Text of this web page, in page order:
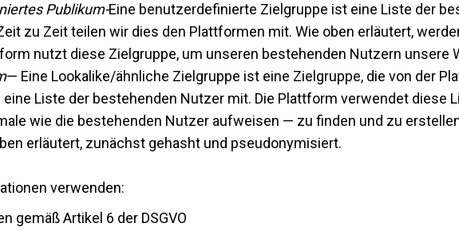
Publikum-Eine benutzerdefinierte Zielgruppe ist eine Liste der
zu Zeit teilen wir dies den Plattformen mit. Wie oben erläutert,
nutzt diese Zielgruppe, um unseren bestehenden Nutzern unsere
— Eine Lookalike/ähnliche Zielgruppe ist eine Zielgruppe, die von der
Liste der bestehenden Nutzer mit. Die Plattform verwendet diese
wie die bestehenden Nutzer aufweisen — zu finden und zu
erläutert, zunächst gehasht und pseudonymisiert.
verwenden:
gemäß Artikel 6 der DSGVO